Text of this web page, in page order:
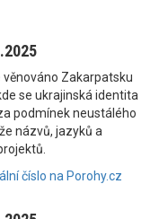
věnováno Zakarpatsku
se ukrajinská identita
podmínek neustálého
názvů, jazyků a
číslo na Porohy.cz